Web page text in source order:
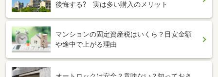
後悔する? 実は多い購入のメリット
マンションの固定資産税はいくら？目安金額
や途中で上がる理由